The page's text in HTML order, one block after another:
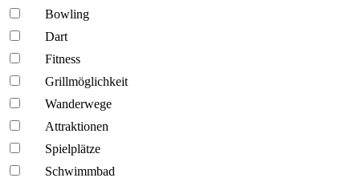
Bowling
Dart
Fitness
Grillmöglich­keit
Wanderwege
Attraktionen
Spielplätze
Schwimmbad